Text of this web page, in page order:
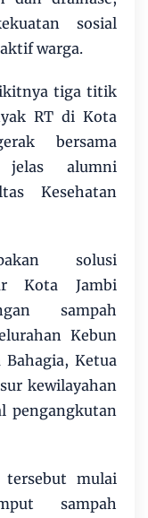
sosial
warga.
tiga titik
RT di Kota
bersama
jelas alumni
Kesehatan
solusi
Kota Jambi
sampah
Kebun
Ketua
kewilayahan
pengangkutan
tersebut mulai
sampah